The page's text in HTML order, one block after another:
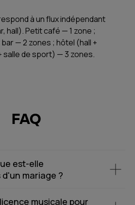
à un flux indépendant
hall). Petit café — 1 zone ;
— 2 zones ; hôtel (hall +
salle de sport) — 3 zones.
FAQ
est-elle
mariage ?
musicale pour